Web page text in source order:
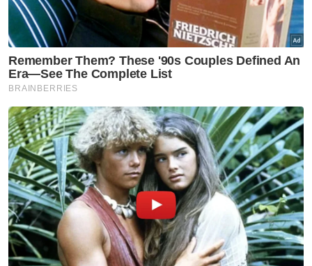
Sate ayam berharga 50 sen secucuk dijual gerai diusahakan
Nordin bersama isterinya.